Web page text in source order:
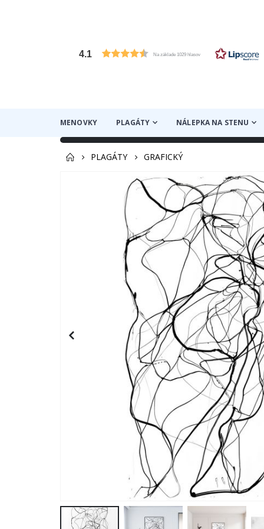
4.1 Na základe 1029 hlasov
MENOVKY PLAGÁTY NÁLEPKA NA STENU
PLAGÁTY
GRAFICKÝ